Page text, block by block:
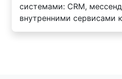
системами: CRM,
внутренними сервисами